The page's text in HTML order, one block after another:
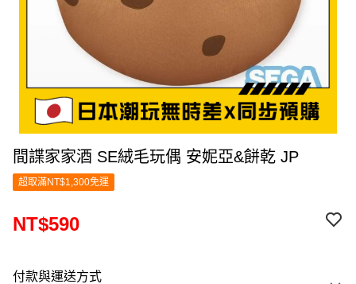
間諜家家酒 SE絨毛玩偶 安妮亞&餅乾 JP
超取滿NT$1,300免運
NT$590
付款與運送方式